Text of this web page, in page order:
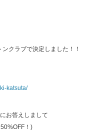
クラブで決定しました！！
katsuta/
お答えしまして
！)